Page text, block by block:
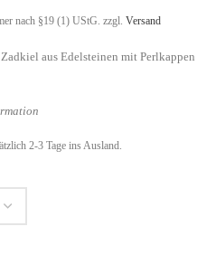
nach §19 (1) UStG. zzgl. Versand
aus Edelsteinen mit Perlkappen
2-3 Tage ins Ausland.